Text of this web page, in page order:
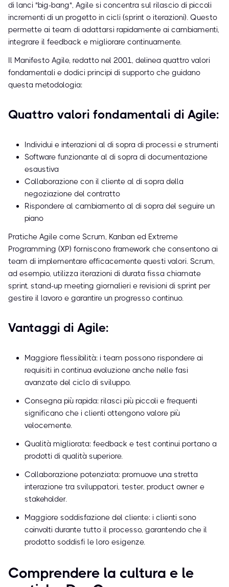
di lanci "big-bang", Agile si concentra sul rilascio di piccoli
incrementi di un progetto in cicli (sprint o iterazioni). Questo
permette ai team di adattarsi rapidamente ai cambiamenti,
integrare il feedback e migliorare continuamente.
Il Manifesto Agile, redatto nel 2001, delinea quattro valori
fondamentali e dodici principi di supporto che guidano
questa metodologia:
Quattro valori fondamentali di Agile:
Individui e interazioni al di sopra di processi e strumenti
Software funzionante al di sopra di documentazione
esaustiva
Collaborazione con il cliente al di sopra della
negoziazione del contratto
Rispondere al cambiamento al di sopra del seguire un
piano
Pratiche Agile come Scrum, Kanban ed Extreme
Programming (XP) forniscono framework che consentono ai
team di implementare efficacemente questi valori. Scrum,
ad esempio, utilizza iterazioni di durata fissa chiamate
sprint, stand-up meeting giornalieri e revisioni di sprint per
gestire il lavoro e garantire un progresso continuo.
Vantaggi di Agile:
Maggiore flessibilità: i team possono rispondere ai
requisiti in continua evoluzione anche nelle fasi
avanzate del ciclo di sviluppo.
Consegna più rapida: rilasci più piccoli e frequenti
significano che i clienti ottengono valore più
velocemente.
Qualità migliorata: feedback e test continui portano a
prodotti di qualità superiore.
Collaborazione potenziata: promuove una stretta
interazione tra sviluppatori, tester, product owner e
stakeholder.
Maggiore soddisfazione del cliente: i clienti sono
coinvolti durante tutto il processo, garantendo che il
prodotto soddisfi le loro esigenze.
Comprendere la cultura e le